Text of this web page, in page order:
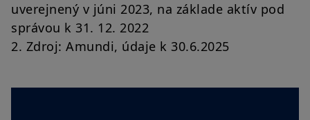
uverejnený v júni 2023, na základe aktív pod
správou k 31. 12. 2022
2. Zdroj: Amundi, údaje k 30.6.2025